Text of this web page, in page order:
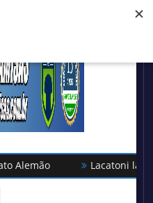
Lacatoni lança as